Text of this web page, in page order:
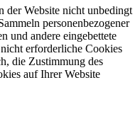
der Website nicht unbedingt
personenbezogener
und andere eingebettete
erforderliche Cookies
die Zustimmung des
auf Ihrer Website